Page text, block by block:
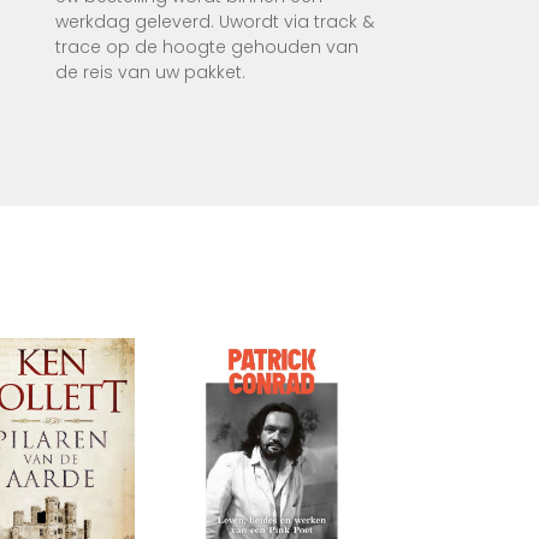
werkdag geleverd. Uwordt via track &
trace op de hoogte gehouden van
de reis van uw pakket.